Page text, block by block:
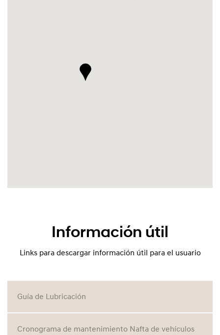
Información útil
Links para descargar información útil para el usuario
Guía de Lubricación
Cronograma de mantenimiento Nafta de vehículos